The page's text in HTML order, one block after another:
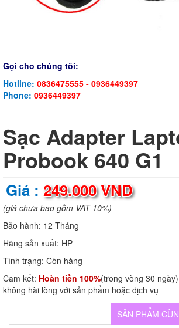
Gọi cho chúng tôi:
Hotline: 0836475555 - 0936449397
Phone: 0936449397
Sạc Adapter
Probook 640 G1
Giá : 249.000 VND
(giá chưa bao gồm VAT 10%)
Bảo hành: 12 Tháng
Hãng sản xuất: HP
Tình trạng: Còn hàng
Cam kết: Hoàn tiền 100%(trong vòng 30
không hài lòng với sản phẩm hoặc dịch vụ
SẢN PHẨM